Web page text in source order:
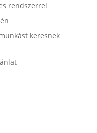
rendszerrel
keresnek